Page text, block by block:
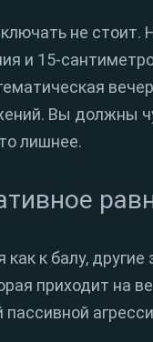
не стоит.
и 15-
Вы должны
лишнее.
как к балу,
приходит на